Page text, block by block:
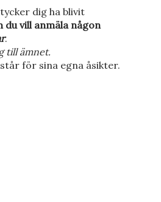
dig ha blivit
du vill anmäla någon
.
till ämnet.
för sina egna åsikter.